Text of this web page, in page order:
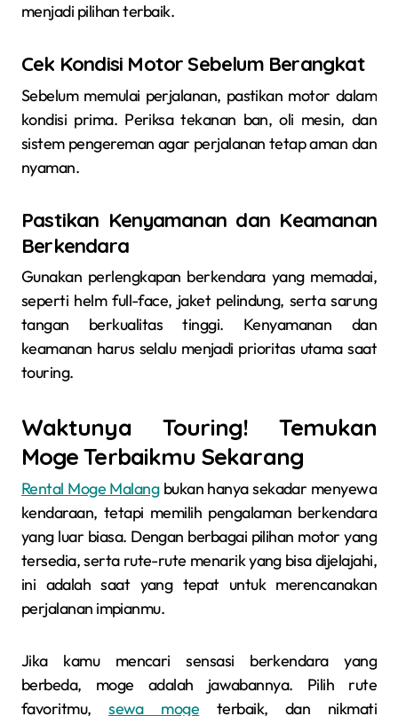
menjadi pilihan terbaik.
Cek Kondisi Motor Sebelum Berangkat
Sebelum memulai perjalanan, pastikan motor dalam
kondisi prima. Periksa tekanan ban, oli mesin, dan
sistem pengereman agar perjalanan tetap aman dan
nyaman.
Pastikan Kenyamanan dan Keamanan
Berkendara
Gunakan perlengkapan berkendara yang memadai,
seperti helm full-face, jaket pelindung, serta sarung
tangan berkualitas tinggi. Kenyamanan dan
keamanan harus selalu menjadi prioritas utama saat
touring.
Waktunya Touring! Temukan
Moge Terbaikmu Sekarang
Rental Moge Malangbukan hanya sekadar menyewa
kendaraan, tetapi memilih pengalaman berkendara
yang luar biasa. Dengan berbagai pilihan motor yang
tersedia, serta rute-rute menarik yang bisa dijelajahi,
ini adalah saat yang tepat untuk merencanakan
perjalanan impianmu.
Jika kamu mencari sensasi berkendara yang
berbeda, moge adalah jawabannya. Pilih rute
favoritmu,sewa moge terbaik, dan nikmati